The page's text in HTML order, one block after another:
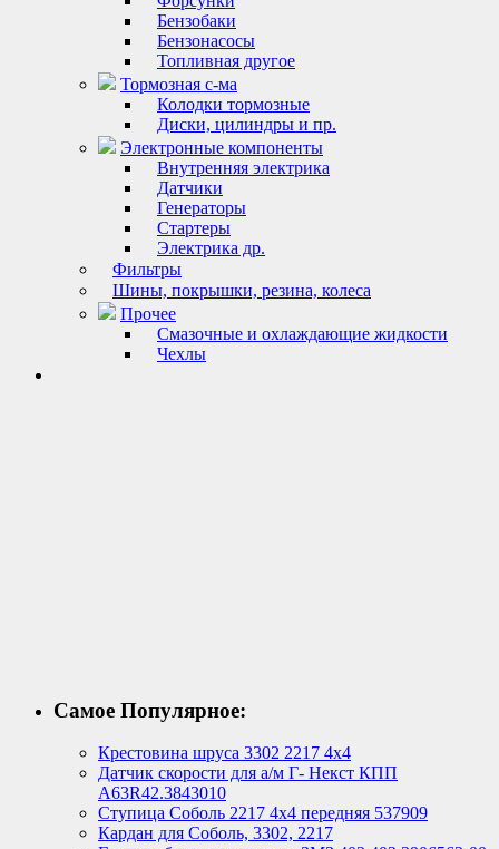
Бензобаки
Бензонасосы
Топливная другое
Тормозная с-ма
Колодки тормозные
Диски, цилиндры и пр.
Электронные компоненты
Внутренняя электрика
Датчики
Генераторы
Стартеры
Электрика др.
Фильтры
Шины, покрышки, резина, колеса
Прочее
Смазочные и охлаждающие жидкости
Чехлы
Самое Популярное:
Крестовина шруса 3302 2217 4х4
Датчик скорости для а/м Г- Некст КПП
А63R42.3843010
Ступица Соболь 2217 4х4 передняя 537909
Кардан для Соболь, 3302, 2217